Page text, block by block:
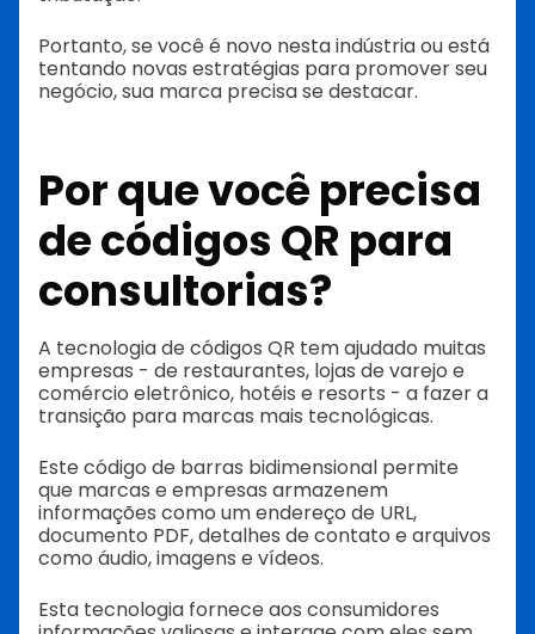
Portanto, se você é novo nesta indústria ou está
tentando novas estratégias para promover seu
negócio, sua marca precisa se destacar.
Por que você precisa
de códigos QR para
consultorias?
A tecnologia de códigos QR tem ajudado muitas
empresas - de restaurantes, lojas de varejo e
comércio eletrônico, hotéis e resorts - a fazer a
transição para marcas mais tecnológicas.
Este código de barras bidimensional permite
que marcas e empresas armazenem
informações como um endereço de URL,
documento PDF, detalhes de contato e arquivos
como áudio, imagens e vídeos.
Esta tecnologia fornece aos consumidores